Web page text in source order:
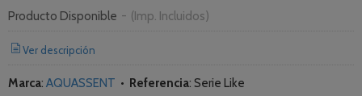
Producto Disponible - (Imp. Incluidos)
Ver descripción
Marca: AQUASSENT • Referencia: Serie Like